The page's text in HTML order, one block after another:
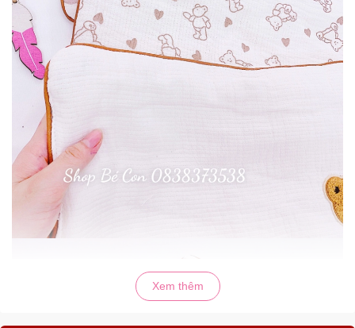
Xem thêm